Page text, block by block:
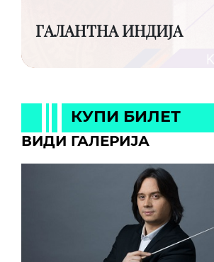
ГАЛАНТНА ИНДИЈА
КУПИ БИЛЕТ
ВИДИ ГАЛЕРИЈА